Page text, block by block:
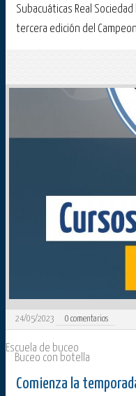
Subacuáticas Real
tercera edición del
24/05/2023 0 comentarios
Escuela de buceo
Buceo con botella
Comienza la